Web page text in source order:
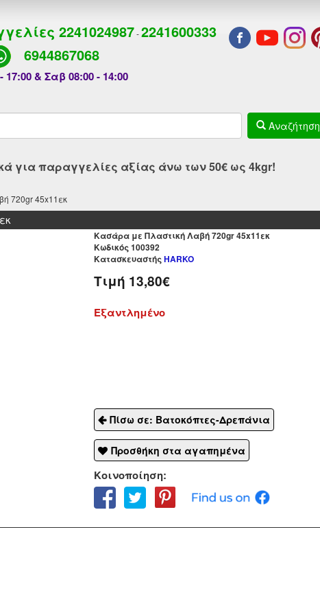
2241024987-2241600333
6944867068
& Σαβ 08:00 - 14:00
Αναζήτηση
για παραγγελίες αξίας άνω των 50€ ως 4kgr!
720gr 45x11εκ
Κασάρα με Πλαστική Λαβή 720gr 45x11εκ
Kωδικός 100392
ΚατασκευαστήςHARKO
Τιμή 13,80€
Εξαντλημένο
Πίσω σε: Βατοκόπτες-Δρεπάνια
Προσθήκη στα αγαπημένα
Κοινοποίηση: